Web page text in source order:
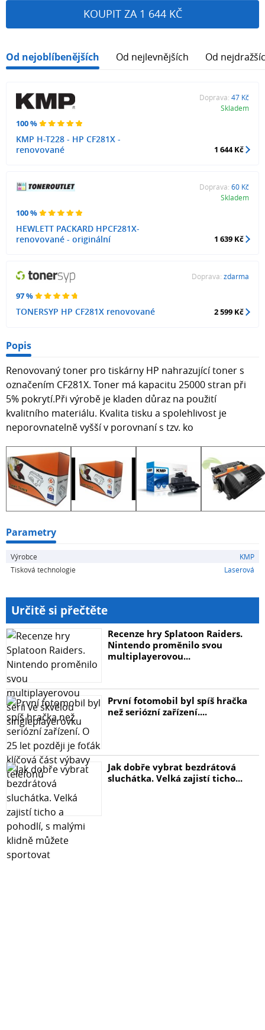
KOUPIT ZA 1 644 KČ
Od nejoblíbenějších Od nejlevnějších Od
100 %
KMP H-T228 - HP CF281X -
renovované
Doprava: 47 Kč
Skladem
1 644 Kč
100 %
HEWLETT PACKARD HPCF281X-
renovované - originální
Doprava: 60 Kč
Skladem
1 639 Kč
97 %
TONERSYP HP CF281X renovované
Doprava: zdarma
2 599 Kč
Popis
Renovovaný toner pro tiskárny HP nahrazující toner s
označením CF281X. Toner má kapacitu 25000 stran při
5% pokrytí.Při výrobě je kladen důraz na použití
kvalitního materiálu. Kvalita tisku a spolehlivost je
neporovnatelně vyšší v porovnaní s tzv. ko
Parametry
Výrobce
KMP
Tisková technologie
Laserová
Určitě si přečtěte
Recenze hry Splatoon Raiders.
Nintendo proměnilo svou
multiplayerovou...
První fotomobil byl spíš hračka
než seriózní zařízení....
Jak dobře vybrat bezdrátová
sluchátka. Velká zajistí ticho...